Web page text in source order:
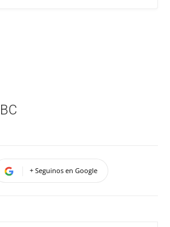
+ Seguinos en Google